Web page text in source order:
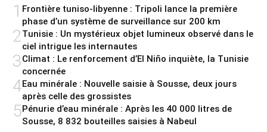
1 Frontière tuniso-libyenne : Tripoli lance la première
phase d’un système de surveillance sur 200 km
2 Tunisie : Un mystérieux objet lumineux observé dans le
ciel intrigue les internautes
3Climat : Le renforcement d’El Niño inquiète, la Tunisie
concernée
4Eau minérale : Nouvelle saisie à Sousse, deux jours
après celle des grossistes
5Pénurie d’eau minérale : Après les 40 000 litres de
Sousse, 8 832 bouteilles saisies à Nabeul